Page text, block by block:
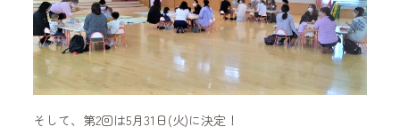
そして、第2回は5月31日(火)に決定！